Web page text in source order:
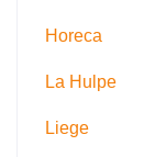
Horeca
La Hulpe
Liege